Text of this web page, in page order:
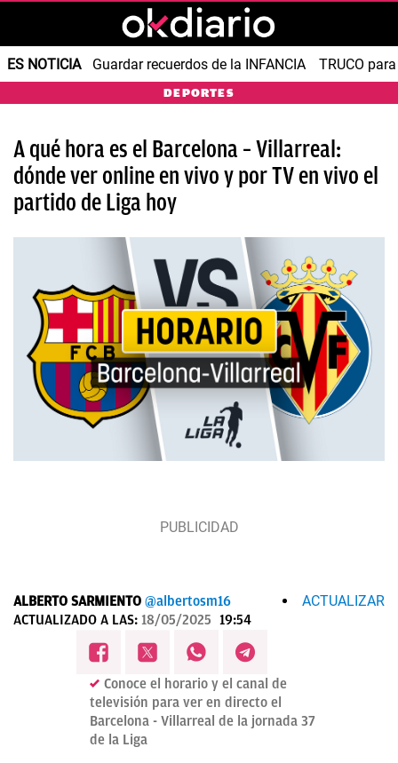
ES NOTICIA Guardar recuerdos de la INFANCIA TRUCO
DEPORTES
A qué hora es el Barcelona – Villarreal:
dónde ver online en vivo y por TV en vivo el
partido de Liga hoy
ALBERTO SARMIENTO @albertosm16
ACTUALIZADO A LAS: 18/05/2025 19:54
ACTUALIZAR
Conoce el horario y el canal de
televisión para ver en directo el
Barcelona - Villarreal de la jornada 37
de la Liga